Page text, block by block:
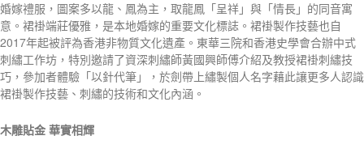
婚嫁禮服，圖案多以龍、鳳為主，取龍鳳「呈祥」與「情長」的同音寓
意。裙褂端莊優雅，是本地婚嫁的重要文化標誌。裙褂製作技藝也自
2017年起被評為香港非物質文化遺產。東華三院和香港史學會合辦中式
刺繡工作坊，特別邀請了資深刺繡師黃國興師傅介紹及教授裙褂刺繡技
巧，參加者體驗「以針代筆」，於劍帶上繡製個人名字藉此讓更多人認識
裙褂製作技藝、刺繡的技術和文化內涵。
木雕貼金 華實相輝